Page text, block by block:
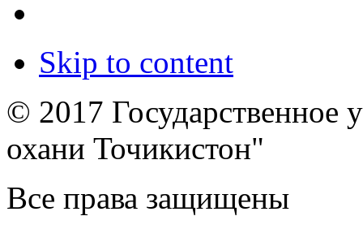
Skip to content
© 2017 Государственное
охани Точикистон"
Все права защищены